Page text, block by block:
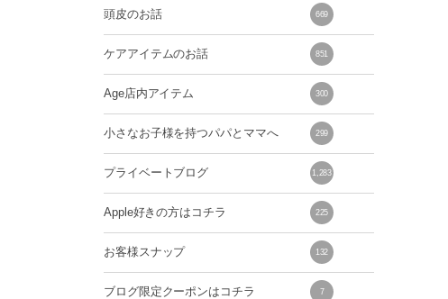
頭皮のお話 669
ケアアイテムのお話 851
Age店内アイテム 300
小さなお子様を持つパパとママへ 299
プライベートブログ 1,283
Apple好きの方はコチラ 225
お客様スナップ 132
ブログ限定クーポンはコチラ 7